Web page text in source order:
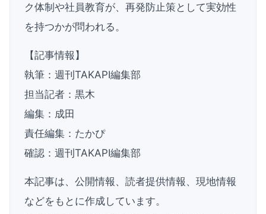
ク体制や社員教育が、再発防止策として実効性
を持つかが問われる。
【記事情報】
執筆：週刊TAKAPI編集部
担当記者：黒木
編集：成田
責任編集：たかぴ
確認：週刊TAKAPI編集部
本記事は、公開情報、読者提供情報、現地情報
などをもとに作成しています。